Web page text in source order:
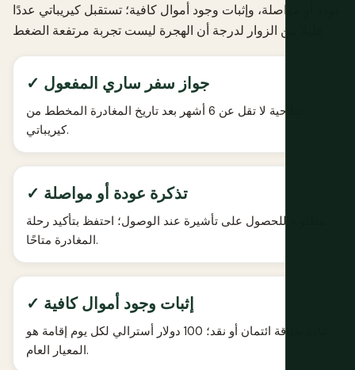
عودة أو مواصلة، وإثبات وجود أموال كافية؛ تستقبل كيريباتي عددًا
✓ جواز سفر ساري المفعول
صلاحية لا تقل عن 6 أشهر بعد تاريخ المغادرة المخطط من
كيريباتي.
✓ تذكرة عودة أو مواصلة
مطلوبة للحصول على تأشيرة عند الوصول؛ احتفظ بتأكيد رحلة
المغادرة متاحًا.
✓ إثبات وجود أموال كافية
عادة بطاقة ائتمان أو نقد؛ 100 دولار أسترالي لكل يوم إقامة هو
المعيار العام.